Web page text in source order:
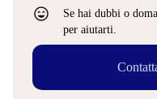
sentiment_very_satisfied
Se hai dubbi o
per aiutarti.